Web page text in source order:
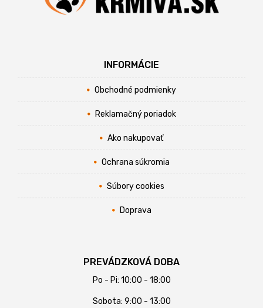
INFORMÁCIE
Obchodné podmienky
Reklamačný poriadok
Ako nakupovať
Ochrana súkromia
Súbory cookies
Doprava
PREVÁDZKOVÁ DOBA
Po - Pi: 10:00 - 18:00
Sobota: 9:00 - 13:00